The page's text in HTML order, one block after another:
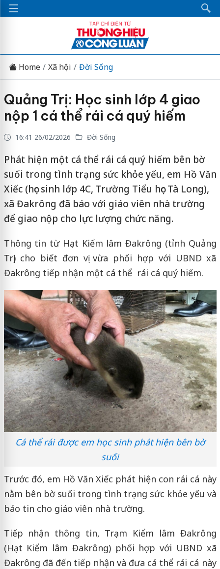
Home Xã hội Đời Sống
Quảng Trị: Học sinh lớp 4 giao
nộp 1 cá thể rái cá quý hiếm
16:41 26/02/2026 Đời Sống
Phát hiện một cá thể rái cá quý hiếm bên bờ
suối trong tình trạng sức khỏe yếu, em Hồ Văn
Xiếc (học sinh lớp 4C, Trường Tiểu học Tà Long),
xã Đakrông đã báo với giáo viên nhà trường
để giao nộp cho lực lượng chức năng.
Thông tin từ Hạt Kiểm lâm Đakrông (tỉnh Quảng
Trị) cho biết đơn vị vừa phối hợp với UBND xã
Đakrông tiếp nhận một cá thể rái cá quý hiếm.
Cá thể rái được em học sinh phát hiện bên bờ
suối
Trước đó, em Hồ Văn Xiếc phát hiện con rái cá này
nằm bên bờ suối trong tình trạng sức khỏe yếu và
báo tin cho giáo viên nhà trường.
Tiếp nhận thông tin, Trạm Kiểm lâm Đakrông
(Hạt Kiểm lâm Đakrông) phối hợp với UBND xã
Đakrông đã đến tiếp nhận và đưa cá thể rái cá này